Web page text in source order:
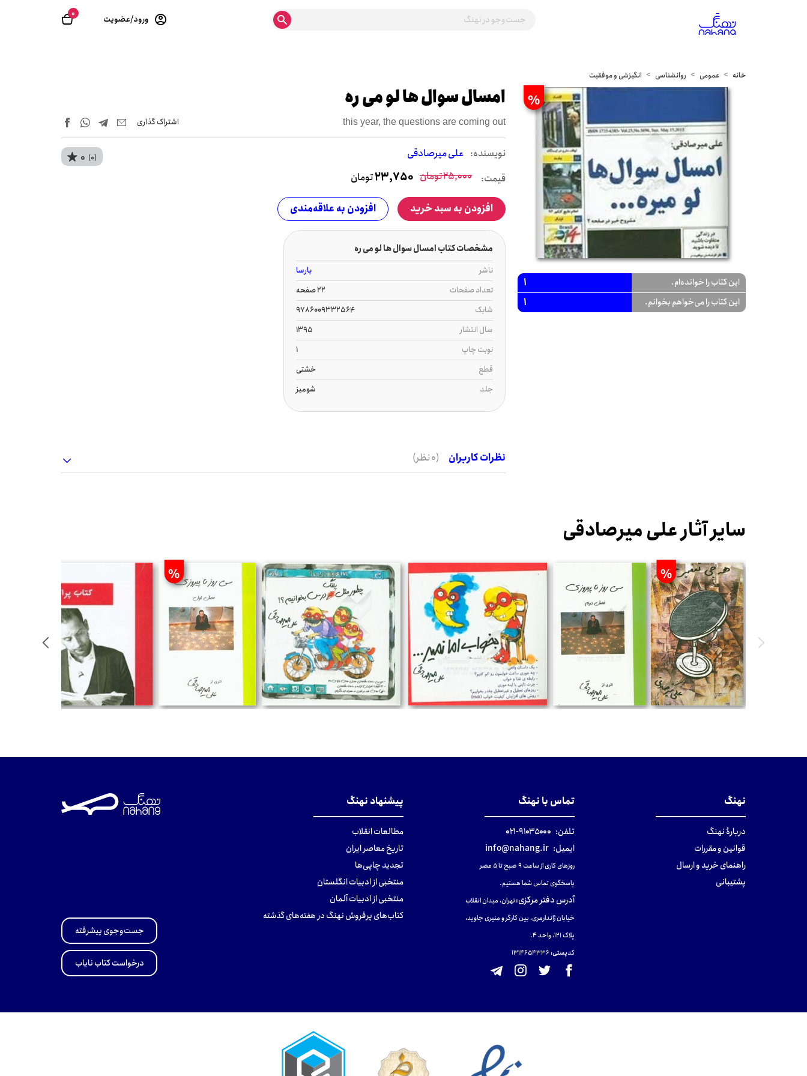
0 ورود/عضویت
خانه عمومی روانشناسی انگیزشی و موفقیت
%
این کتاب را خوانده‌ام. 1
این کتاب را می‌خواهم بخوانم. 1
امسال سوال ها لو می ره
this year, the questions are coming out اشتراک‌ گذاری
نويسنده: علی میرصادقی 0 (0)
قیمت: 25,000تومان 23,750تومان
افزودن به سبد خرید افزودن به علاقه‌مندی
مشخصات کتاب امسال سوال ها لو می ره
ناشر
بارسا
تعداد صفحات
22 صفحه
شابک
9786009332564
سال انتشار
1395
نوبت چاپ
1
قطع
خشتی
جلد
شومیز
نظرات کاربران (0 نظر)
سایر آثار علی میرصادقی
%
%
نهنگ
دربارهٔ نهنگ
قوانین و مقررات
راهنمای خرید و ارسال
پشتیبانی
تماس با نهنگ
تلفن: ۹۱۰۳۵۰۰۰-۰۲۱
ایمیل: info@nahang.ir
روزهای کاری از ساعت ۹ صبح تا ۵ عصر
پاسخگوی تماس شما هستیم.
آدرس دفتر مرکزی:تهران، میدان انقلاب
خیابان ژاندارمری، بین کارگر و منیری جاوید،
پلاک 121، واحد ۴.
کدپستی: 131465433۶
پیشنهاد نهنگ
مطالعات انقلاب
تاریخ معاصر ایران
تجدید چاپی‌ها
منتخبی از ادبیات انگلستان
منتخبی از ادبیات آلمان
کتاب‌های پرفروش نهنگ در هفته‌های گذشته
جست‌وجوی پیشرفته
درخواست کتاب نایاب